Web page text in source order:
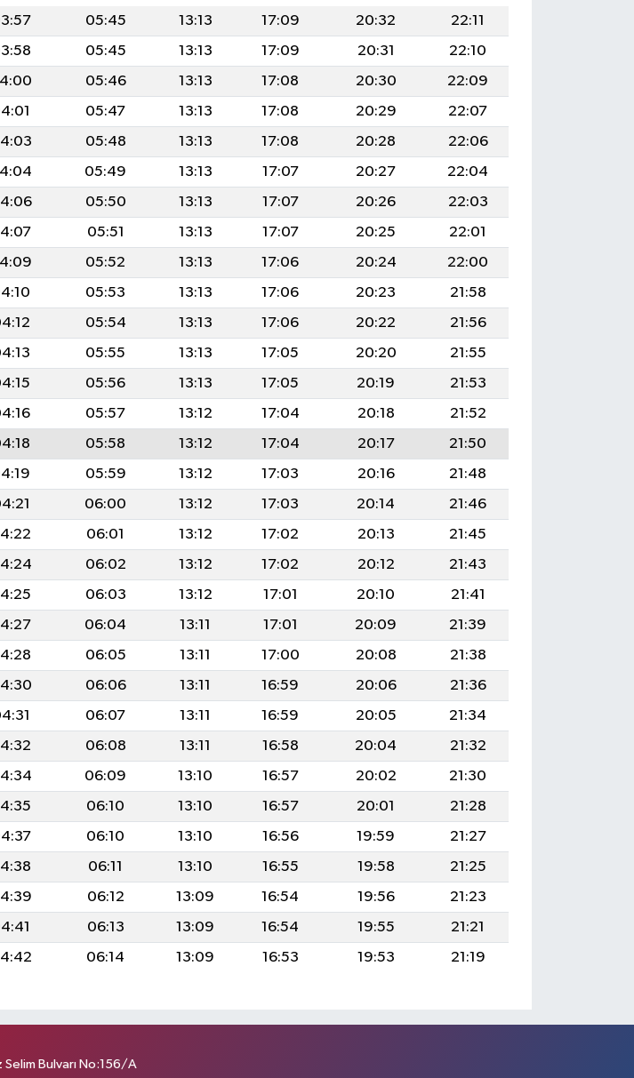
05:45 13:13 17:09 20:32
22:11
05:45 13:13 17:09 20:31
22:10
05:46 13:13 17:08 20:30
22:09
05:47 13:13 17:08 20:29
22:07
05:48 13:13 17:08 20:28
22:06
05:49 13:13 17:07 20:27
22:04
05:50 13:13 17:07 20:26
22:03
05:51 13:13 17:07 20:25
22:01
05:52 13:13 17:06 20:24
22:00
05:53 13:13 17:06 20:23
21:58
05:54 13:13 17:06 20:22
21:56
05:55 13:13 17:05 20:20
21:55
05:56 13:13 17:05 20:19
21:53
05:57 13:12 17:04 20:18
21:52
05:58 13:12 17:04 20:17
21:50
05:59 13:12 17:03 20:16
21:48
06:00 13:12 17:03 20:14
21:46
06:01 13:12 17:02 20:13
21:45
06:02 13:12 17:02 20:12
21:43
06:03 13:12 17:01 20:10
21:41
06:04 13:11 17:01 20:09
21:39
06:05 13:11 17:00 20:08
21:38
06:06 13:11 16:59 20:06
21:36
06:07 13:11 16:59 20:05
21:34
06:08 13:11 16:58 20:04
21:32
06:09 13:10 16:57 20:02
21:30
06:10 13:10 16:57 20:01
21:28
06:10 13:10 16:56 19:59
21:27
06:11 13:10 16:55 19:58
21:25
06:12 13:09 16:54 19:56
21:23
06:13 13:09 16:54 19:55
21:21
06:14 13:09 16:53 19:53 21:19
Selim Bulvarı No:156/A